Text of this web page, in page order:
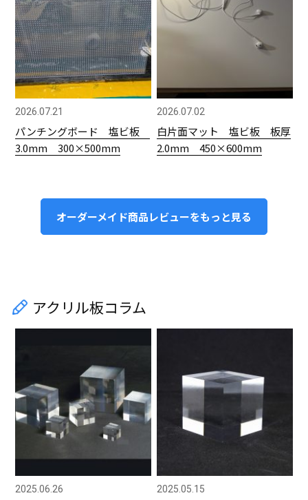
2026.07.21
パンチングボード 塩ビ板
3.0mm 300×500mm
2026.07.02
白片面マット 塩ビ板 板厚
2.0mm 450×600mm
オーダーメイド商品レビューをもっと見る
アクリル板コラム
2025.06.26 2025.05.15